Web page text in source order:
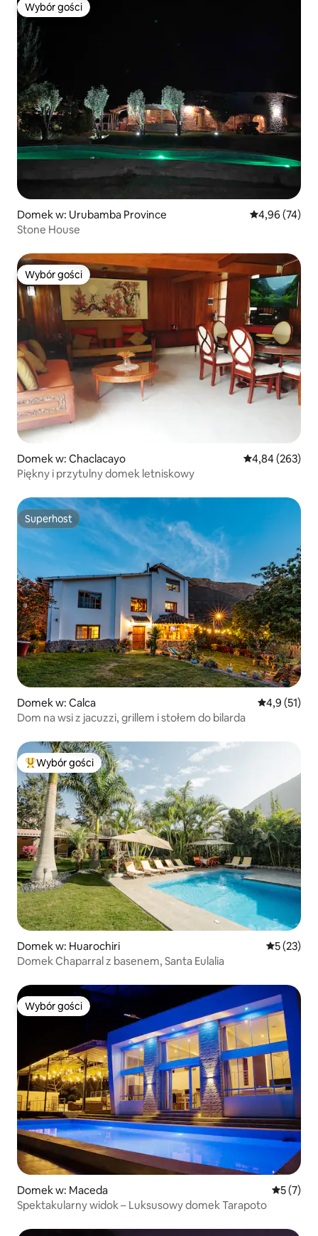
Wybór gości
Wybór gości
Domek w: Urubamba Province Średnia
4,96 (74)
Stone House
Wybór gości
Wybór gości
Domek w: Chaclacayo Średnia
4,84 (263)
Piękny i przytulny domek letniskowy
Superhost
Superhost
Domek w: Calca Średnia
4,9 (51)
Dom na wsi z jacuzzi, grillem i stołem do bilarda
Najpopularniejsze z kategorii Wybór gości
Wybór gości
Domek w: Huarochiri Średnia
5 (23)
Domek Chaparral z basenem, Santa Eulalia
Wybór gości
Wybór gości
Domek w: Maceda Średnia
5 (7)
Spektakularny widok – Luksusowy domek Tarapoto